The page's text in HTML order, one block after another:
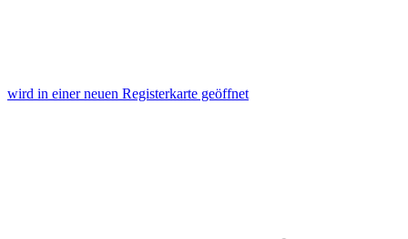
wird in einer neuen Registerkarte geöffnet